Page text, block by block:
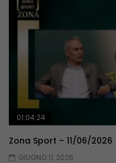
01:04:24
Zona Sport – 11/06/2026
GIUGNO 11, 2026